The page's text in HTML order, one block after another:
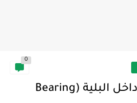
0
خلوص الحركة داخل البلية (Bearing